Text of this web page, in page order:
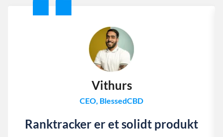
Vithurs
CEO, BlessedCBD
Ranktracker er et solidt produkt